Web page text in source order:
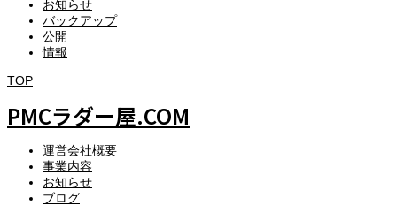
お知らせ
バックアップ
公開
情報
TOP
PMCラダー屋.COM
運営会社概要
事業内容
お知らせ
ブログ